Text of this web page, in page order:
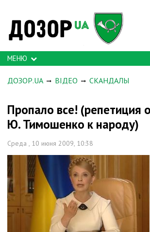
МЕНЮ
ДОЗОР.UA ВІДЕО СКАНДАЛЫ
Пропало все! (репетиция
Ю. Тимошенко к народу)
Среда , 10 июня 2009, 10:38